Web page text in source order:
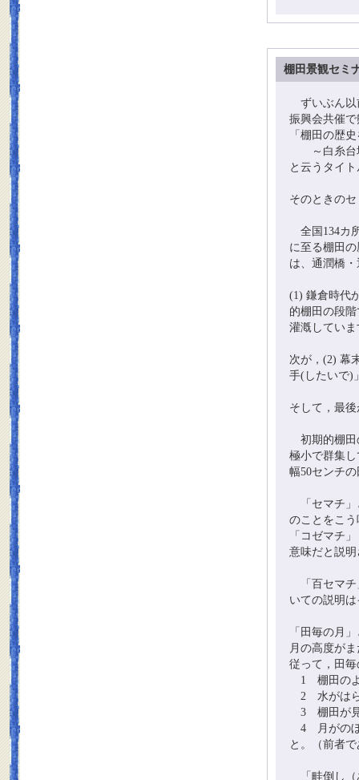
棚田景観セミ
ずいぶん以
振興会共催
「棚田の歴
～白糸台地
と云うタイ
そのときの
全国134カ
に至る棚田
は、通潤橋
(1) 鎌倉時代
的棚田の段
灌漑していま
次が，(2) 幕
手(したいで)
そして，最
初期的棚田
極小で群集
幅50センチ
「セマチ」
のことをこ
「コゼマチ
意味だと説
「百セマチ
いての説明
「田毎の月
月の高度が
従って，田
1 棚田のよ
2 水がはら
3 棚田が見
4 月がのぼ
と。（前者
「畦倒し（